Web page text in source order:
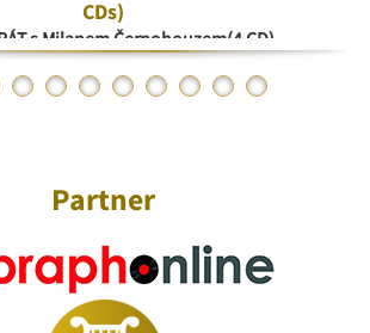
CDs)
s Milanem Černohouzem(4 CD)
Partner